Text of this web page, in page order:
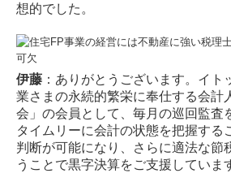
想的でした。
伊藤 ：ありがとうございます。イト
業さまの永続的繁栄に奉仕する会計
会」の会員として、毎月の巡回監査
タイムリーに会計の状態を把握する
判断が可能になり、さらに適法な節
うことで黒字決算をご支援していま